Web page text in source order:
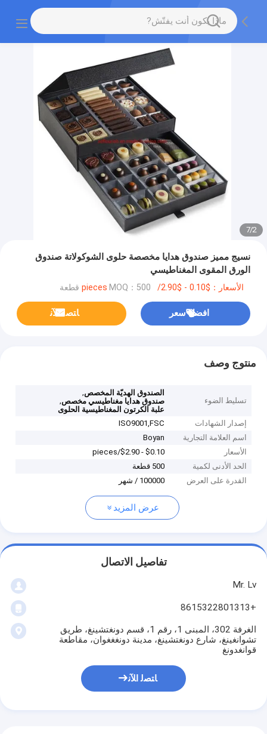
2
/
7
نسيج مميز صندوق هدايا مخصصة حلوى الشوكولاتة صندوق
الورق المقوى المغناطيسي
الأسعار：$0.10 - $2.90/pieces MOQ：500 قطعة
افضل سعر ﺎﺘﺼﻟ ﺍﻶﻧ
منتوج وصف
تسليط الضوء
الصندوق الهديّة المخصص,
صندوق هدايا مغناطيسي مخصص,
علبة الكرتون المغناطيسية الحلوى
إصدار الشهادات
ISO9001,‌FSC
اسم العلامة التجارية
Boyan
الأسعار
$0.10 - $2.90/pieces
الحد الأدنى لكمية
500 قطعة
القدرة على العرض
100000 / شهر
عرض المزيد
تفاصيل الاتصال
Mr. Lv
+8615322801313
الغرفة 302، المبنى 1، رقم 1، قسم دونغتشينغ، طريق
تشوانغينغ، شارع دونغتشينغ، مدينة دونغغغوان، مقاطعة
قوانغدونغ
ﺎﺘﺼﻟ ﺍﻶﻧ